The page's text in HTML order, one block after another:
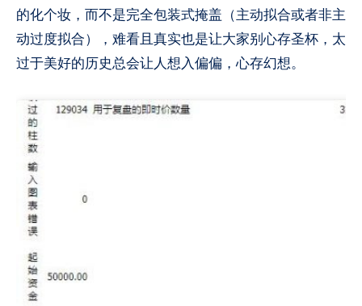
的化个妆，而不是完全包装式掩盖（主动拟合或者非主
动过度拟合），难看且真实也是让大家别心存圣杯，太
过于美好的历史总会让人想入偏偏，心存幻想​。